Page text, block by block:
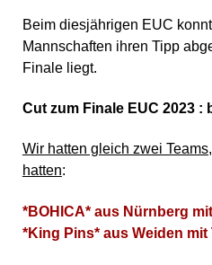
Beim diesjährigen EUC
Mannschaften ihren Tipp
Finale liegt.
Cut zum Finale EUC 2023 :
Wir hatten gleich zwei
hatten:
*BOHICA* aus Nürnberg
*King Pins* aus Weiden mit